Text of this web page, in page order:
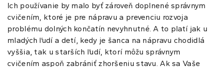
Ich používanie by malo byť zároveň doplnené správnym
cvičením, ktoré je pre nápravu a prevenciu rozvoja
problému dolných končatín nevyhnutné. A to platí jak u
mladých ľudí a detí, kedy je šanca na nápravu chodidlá
vyššia, tak u starších ľudí, ktorí môžu správnym
cvičením aspoň zabrániť zhoršeniu stavu. Ak sa Vaše